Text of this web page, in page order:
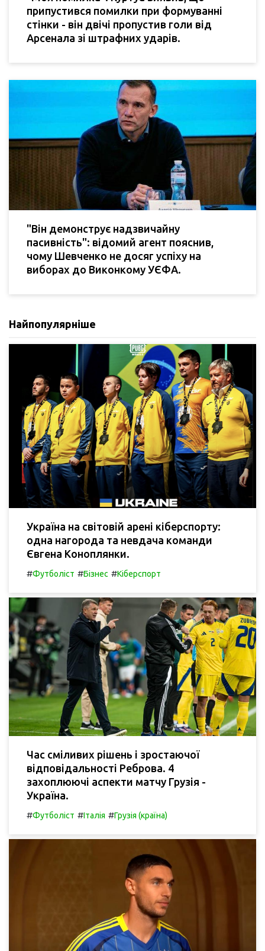
припустився помилки при формуванні
стінки - він двічі пропустив голи від
Арсенала зі штрафних ударів.
"Він демонструє надзвичайну
пасивність": відомий агент пояснив,
чому Шевченко не досяг успіху на
виборах до Виконкому УЄФА.
Найпопулярніше
Україна на світовій арені кіберспорту:
одна нагорода та невдача команди
Євгена Коноплянки.
#Футболіст #Бізнес #Кіберспорт
Час сміливих рішень і зростаючої
відповідальності Реброва. 4
захоплюючі аспекти матчу Грузія -
Україна.
#Футболіст #Італія #Грузія (країна)